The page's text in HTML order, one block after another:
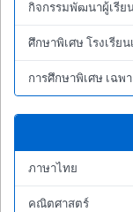
กิจกรรมพัฒนาผู้เรีย
ศึกษาพิเศษ โรงเรียน
การศึกษาพิเศษ เฉพ
ภาษาไทย
คณิตศาสตร์